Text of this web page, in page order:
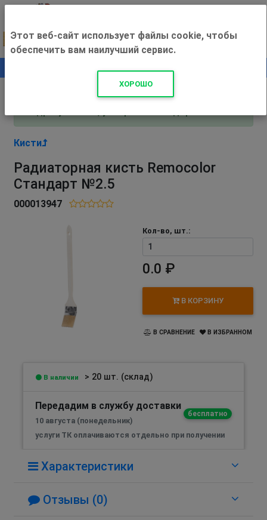
+500 ₽
Внимание! С 3 августа магазин работает по
Кисти
Радиаторная кисть Remocolor
Стандарт №2.5
000013947
Кол-во, шт.:
0.0 ₽
В КОРЗИНУ
В СРАВНЕНИЕ В ИЗБРАННОМ
В наличии > 20 шт. (склад)
Передадим в службу доставки
бесплатно
10 августа (понедельник)
услуги ТК оплачиваются отдельно при получении
Характеристики
Отзывы (0)
Этот веб-сайт использует файлы cookie, чтобы
обеспечить вам наилучший сервис.
ХОРОШО